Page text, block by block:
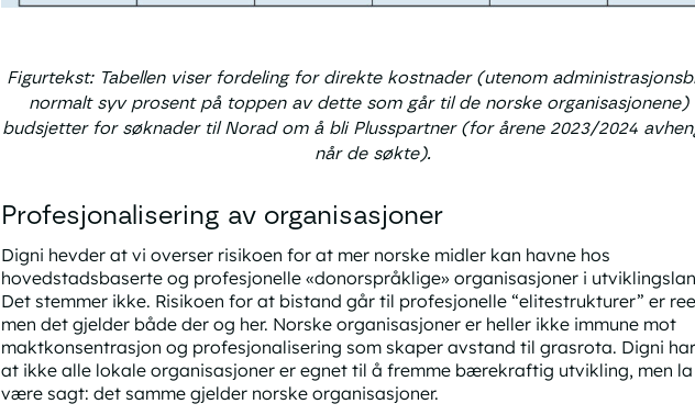
Figurtekst: Tabellen viser fordeling for direkte kostnader (utenom
normalt syv prosent på toppen av dette som går til de norske organisasjonene)
budsjetter for søknader til Norad om å bli Plusspartner (for årene 2023/2024
når de søkte).
Profesjonalisering av organisasjoner
Digni hevder at vi overser risikoen for at mer norske midler kan havne hos
hovedstadsbaserte og profesjonelle «donorspråklige» organisasjoner i
Det stemmer ikke. Risikoen for at bistand går til profesjonelle “elitestrukturer” er
men det gjelder både der og her. Norske organisasjoner er heller ikke immune mot
maktkonsentrasjon og profesjonalisering som skaper avstand til grasrota. Digni
at ikke alle lokale organisasjoner er egnet til å fremme bærekraftig utvikling, men
være sagt: det samme gjelder norske organisasjoner.